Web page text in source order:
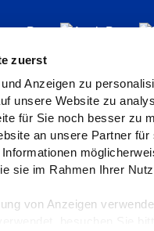
zuerst
Anzeigen zu
unsere Website zu
für Sie noch besser zu
an unsere Partner für
sie im Rahmen Ihrer
von Anzeigen
Vertrag